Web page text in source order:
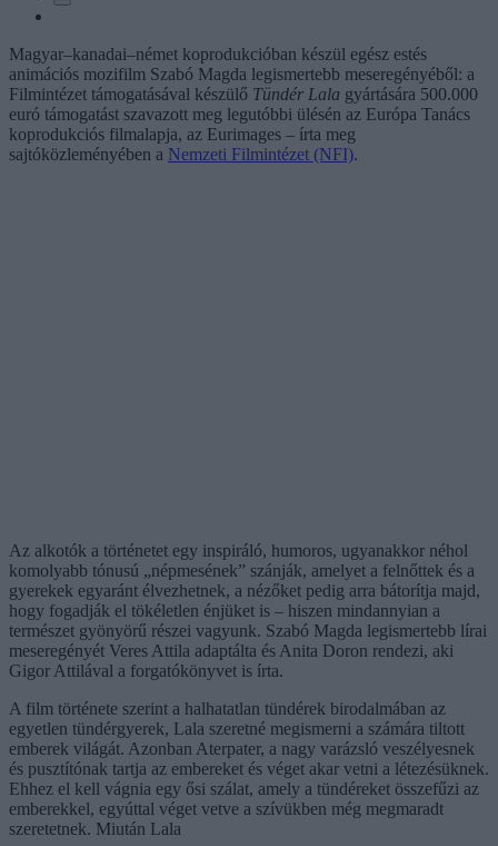
Magyar–kanadai–német koprodukcióban készül egész estés
animációs mozifilm Szabó Magda legismertebb meseregényéből: a
Filmintézet támogatásával készülő Tündér Lala gyártására 500.000
euró támogatást szavazott meg legutóbbi ülésén az Európa Tanács
koprodukciós filmalapja, az Eurimages – írta meg
sajtóközleményében a Nemzeti Filmintézet (NFI).
Az alkotók a történetet egy inspiráló, humoros, ugyanakkor néhol
komolyabb tónusú „népmesének” szánják, amelyet a felnőttek és a
gyerekek egyaránt élvezhetnek, a nézőket pedig arra bátorítja majd,
hogy fogadják el tökéletlen énjüket is – hiszen mindannyian a
természet gyönyörű részei vagyunk. Szabó Magda legismertebb lírai
meseregényét Veres Attila adaptálta és Anita Doron rendezi, aki
Gigor Attilával a forgatókönyvet is írta.
A film története szerint a halhatatlan tündérek birodalmában az
egyetlen tündérgyerek, Lala szeretné megismerni a számára tiltott
emberek világát. Azonban Aterpater, a nagy varázsló veszélyesnek
és pusztítónak tartja az embereket és véget akar vetni a létezésüknek.
Ehhez el kell vágnia egy ősi szálat, amely a tündéreket összefűzi az
emberekkel, egyúttal véget vetve a szívükben még megmaradt
szeretetnek. Miután Lala